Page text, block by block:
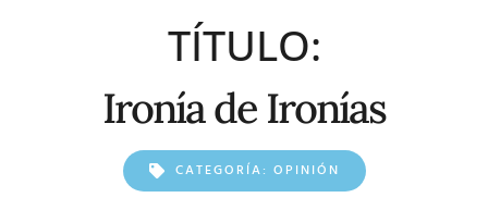
TÍTULO:
Ironía de Ironías
CATEGORÍA: OPINIÓN